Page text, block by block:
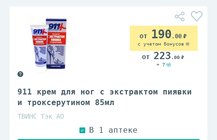
911 крем для ног с экстрактом пиявки
и троксерутином 85мл
ТВИНС Тэк АО
190 .00
с учетом бонусов
223 .00
+ 7